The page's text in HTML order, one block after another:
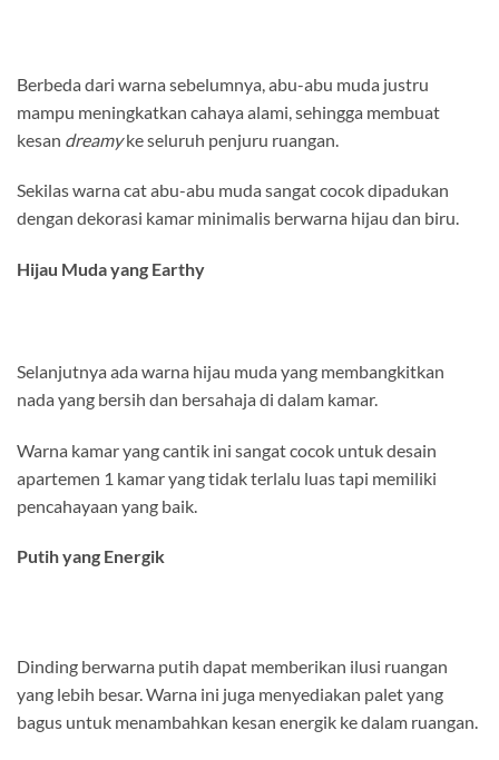
Berbeda dari warna sebelumnya, abu-abu muda justru
mampu meningkatkan cahaya alami, sehingga membuat
kesan dreamyke seluruh penjuru ruangan.
Sekilas warna cat abu-abu muda sangat cocok dipadukan
dengan dekorasi kamar minimalis berwarna hijau dan biru.
Hijau Muda yang Earthy
Selanjutnya ada warna hijau muda yang membangkitkan
nada yang bersih dan bersahaja di dalam kamar.
Warna kamar yang cantik ini sangat cocok untuk desain
apartemen 1 kamar yang tidak terlalu luas tapi memiliki
pencahayaan yang baik.
Putih yang Energik
Dinding berwarna putih dapat memberikan ilusi ruangan
yang lebih besar. Warna ini juga menyediakan palet yang
bagus untuk menambahkan kesan energik ke dalam ruangan.